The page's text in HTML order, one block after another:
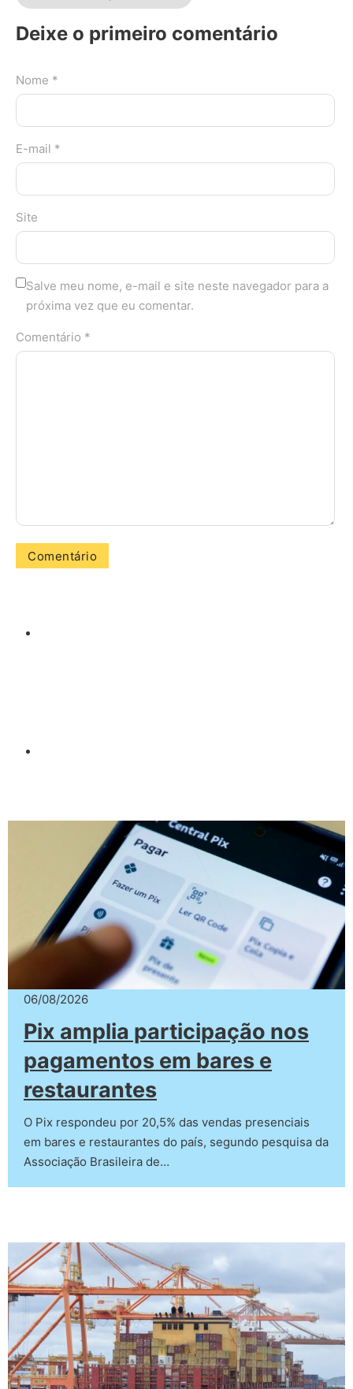
Deixe o primeiro comentário
Nome *
E-mail *
Site
Salve meu nome, e-mail e site neste navegador para a
próxima vez que eu comentar.
Comentário *
06/08/2026
Pix amplia participação nos
pagamentos em bares e
restaurantes
O Pix respondeu por 20,5% das vendas presenciais
em bares e restaurantes do país, segundo pesquisa da
Associação Brasileira de…